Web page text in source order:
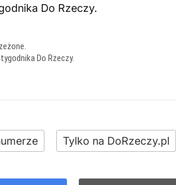
Do Rzeczy.
Do Rzeczy.
Tylko na DoRzeczy.pl